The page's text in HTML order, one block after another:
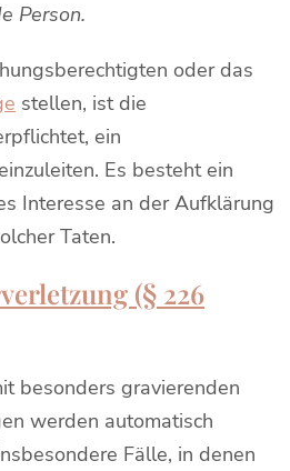
Person.
oder das
stellen, ist die
ein
Es besteht ein
Interesse an der Aufklärung
Taten.
(§ 226
besonders gravierenden
werden automatisch
Fälle, in denen